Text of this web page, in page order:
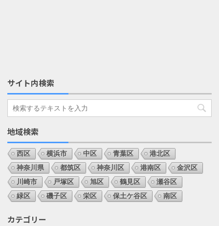
サイト内検索
地域検索
西区 横浜市 中区 青葉区
港北区
神奈川県
都筑区 神奈川区 港南区
金沢区
川崎市
戸塚区 旭区 鶴見区
瀬谷区
緑区
磯子区 栄区 保土ケ谷区 南区
カテゴリー